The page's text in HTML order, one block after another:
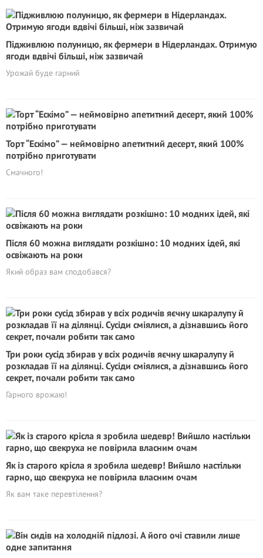
Підживлюю полуницю, як фермери в Нідерландах. Отримую
ягоди вдвічі більші, ніж зазвичай
Урожай буде гарний
Торт “Ескімо” — неймовірно апетитний десерт, який 100%
потрібно приготувати
Смачного!
Після 60 можна виглядати розкішно: 10 модних ідей, які
освіжають на роки
Який образ вам сподобався?
Три роки сусід збирав у всіх родичів яєчну шкаралупу й
розкладав її на ділянці. Сусіди сміялися, а дізнавшись його
секрет, почали робити так само
Гарного врожаю!
Як із старого крісла я зробила шедевр! Вийшло настільки
гарно, що свекруха не повірила власним очам
Як вам таке перевтілення?